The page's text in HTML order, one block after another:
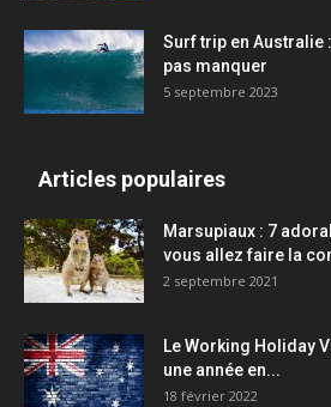
Surf trip en Australie
pas manquer
5 septembre 2023
Articles populaires
Marsupiaux : 7
vous allez faire la
2 septembre 2021
Le Working Holiday
une année en...
18 février 2022